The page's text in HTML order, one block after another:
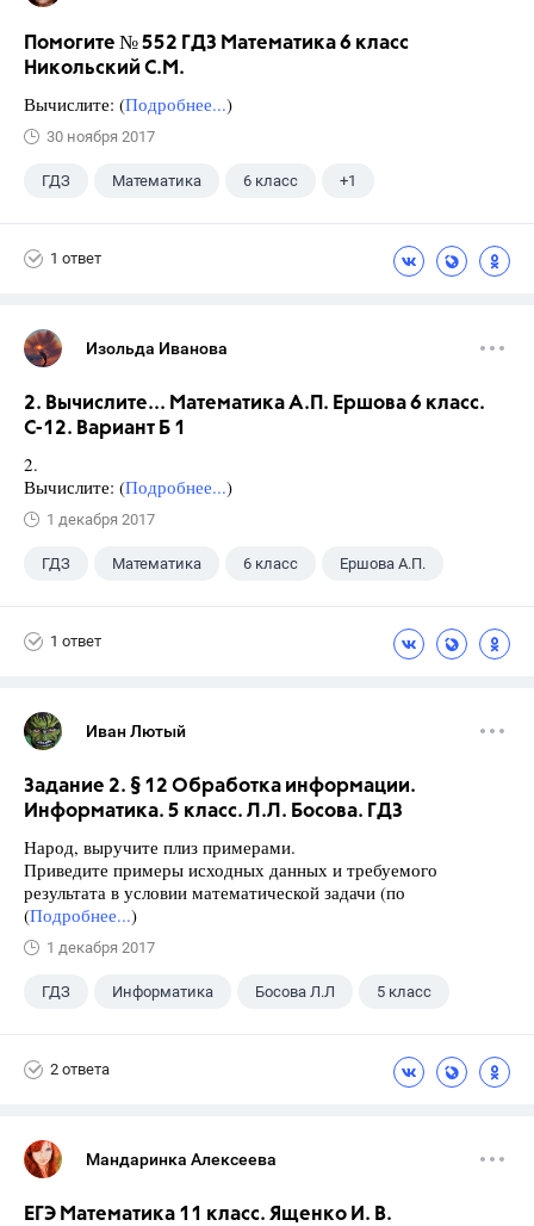
Помогите № 552 ГДЗ Математика 6 класс
Никольский С.М.
Вычислите: (Подробнее...)
30 ноября 2017
ГДЗ Математика 6 класс +1
1 ответ
Изольда Иванова
2. Вычислите... Математика А.П. Ершова 6 класс.
С-12. Вариант Б 1
2.
Вычислите: (Подробнее...)
1 декабря 2017
ГДЗ Математика 6 класс Ершова А.П.
1 ответ
Иван Лютый
Задание 2. § 12 Обработка информации.
Информатика. 5 класс. Л.Л. Босова. ГДЗ
Народ, выручите плиз примерами.
Приведите примеры исходных данных и требуемого
результата в условии математической задачи (по
(Подробнее...)
1 декабря 2017
ГДЗ Информатика Босова Л.Л 5 класс
2 ответа
Мандаринка Алексеева
ЕГЭ Математика 11 класс. Ященко И. В.